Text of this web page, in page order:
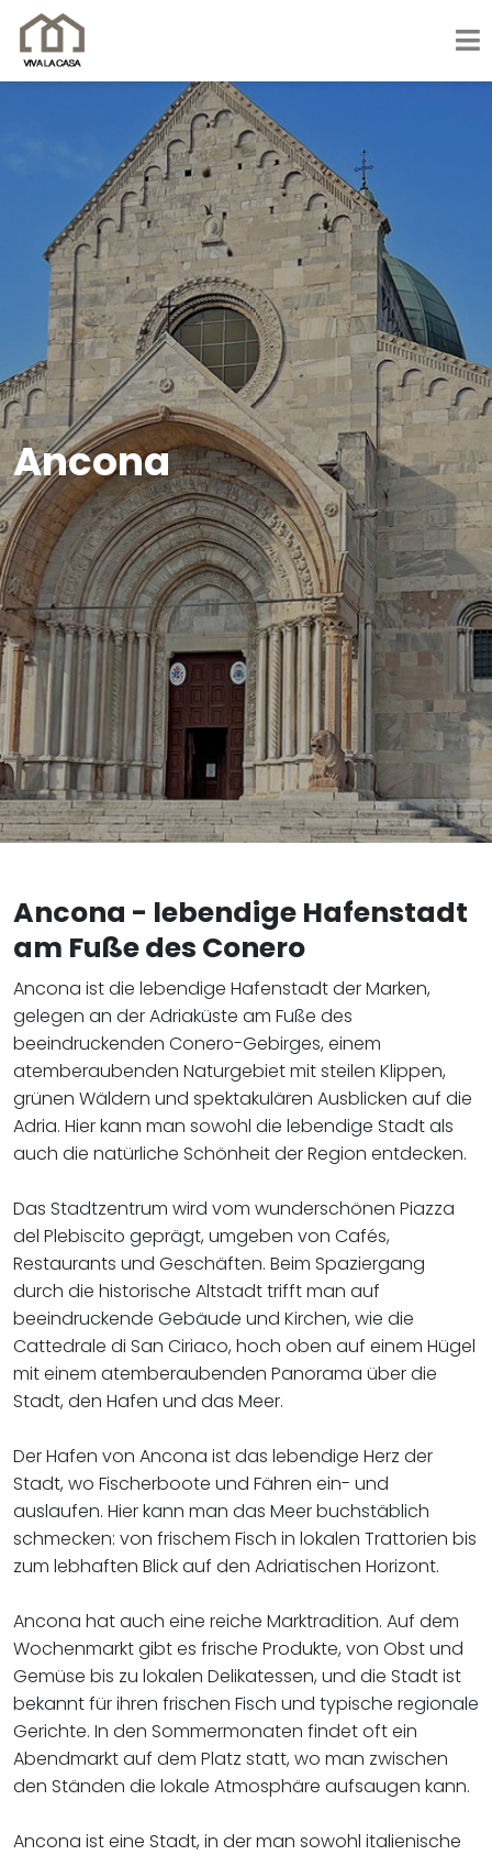
Ancona
Ancona - lebendige Hafenstadt
am Fuße des Conero
Ancona ist die lebendige Hafenstadt der Marken,
gelegen an der Adriaküste am Fuße des
beeindruckenden Conero-Gebirges, einem
atemberaubenden Naturgebiet mit steilen Klippen,
grünen Wäldern und spektakulären Ausblicken auf die
Adria. Hier kann man sowohl die lebendige Stadt als
auch die natürliche Schönheit der Region entdecken.
Das Stadtzentrum wird vom wunderschönen Piazza
del Plebiscito geprägt, umgeben von Cafés,
Restaurants und Geschäften. Beim Spaziergang
durch die historische Altstadt trifft man auf
beeindruckende Gebäude und Kirchen, wie die
Cattedrale di San Ciriaco, hoch oben auf einem Hügel
mit einem atemberaubenden Panorama über die
Stadt, den Hafen und das Meer.
Der Hafen von Ancona ist das lebendige Herz der
Stadt, wo Fischerboote und Fähren ein- und
auslaufen. Hier kann man das Meer buchstäblich
schmecken: von frischem Fisch in lokalen Trattorien bis
zum lebhaften Blick auf den Adriatischen Horizont.
Ancona hat auch eine reiche Marktradition. Auf dem
Wochenmarkt gibt es frische Produkte, von Obst und
Gemüse bis zu lokalen Delikatessen, und die Stadt ist
bekannt für ihren frischen Fisch und typische regionale
Gerichte. In den Sommermonaten findet oft ein
Abendmarkt auf dem Platz statt, wo man zwischen
den Ständen die lokale Atmosphäre aufsaugen kann.
Ancona ist eine Stadt, in der man sowohl italienische